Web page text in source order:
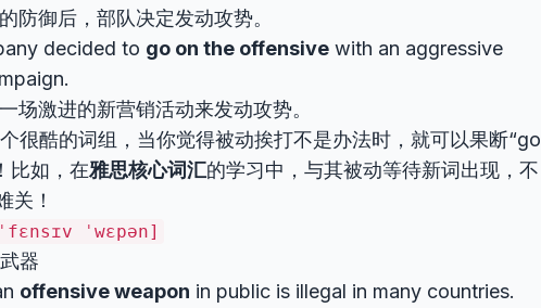
防御后，部队决定发动攻势。
decided to go on the offensive with an aggressive
场激进的新营销活动来发动攻势。
很酷的词组，当你觉得被动挨打不是办法时，就可以果断“go
比如，在雅思核心词汇的学习中，与其被动等待新词出现，不
关！
ˈwɛpən]
器
offensive weapon in public is illegal in many countries.